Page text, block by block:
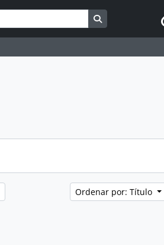
Busque na
Ordenar por: Título